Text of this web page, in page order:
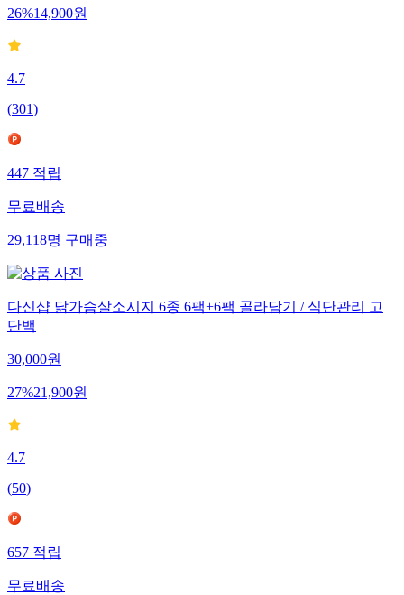
26%14,900원
4.7
(301)
447 적립
무료배송
29,118명 구매중
다신샵 닭가슴살소시지 6종 6팩+6팩 골라담기 / 식단관리 고
단백
30,000원
27%21,900원
4.7
(50)
657 적립
무료배송